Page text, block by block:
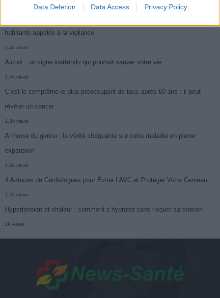
Data Deletion Data Access Privacy Policy
habitants appelés à la vigilance
1.4k views
Alcool : un signe inattendu qui pourrait sauver votre vie
1.4k views
C’est le symptôme le plus préoccupant de tous après 60 ans : il peut
révéler un cancer
1.3k views
Arthrose du genou : la vérité choquante sur cette maladie en pleine
expansion
1.3k views
4 Astuces de Cardiologues pour Éviter l’AVC et Protéger Votre Cerveau
1.2k views
Hypertension et chaleur : comment s’hydrater sans risquer sa tension
1k views